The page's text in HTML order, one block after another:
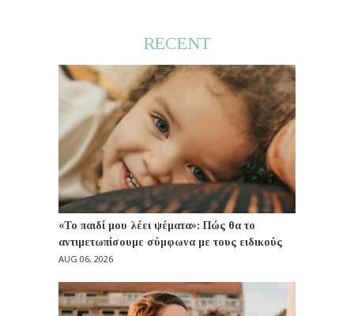
RECENT
«Το παιδί μου λέει ψέματα»: Πώς θα το
αντιμετωπίσουμε σύμφωνα με τους ειδικούς
AUG 06, 2026